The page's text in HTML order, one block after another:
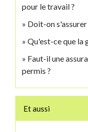
pour le travail ?
Doit-on
Qu'est-ce que la
Faut-il une
permis ?
Et aussi